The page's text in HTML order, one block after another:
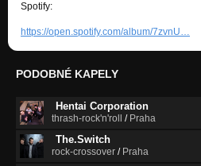
Spotify:
https://open.spotify.com/album/7zvnU…
PODOBNÉ KAPELY
Hentai Corporation
thrash-rock'n'roll / Praha
The.Switch
rock-crossover / Praha